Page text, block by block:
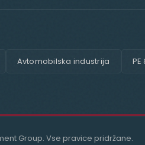
Avtomobilska industrija PE
Group. Vse pravice pridržane.